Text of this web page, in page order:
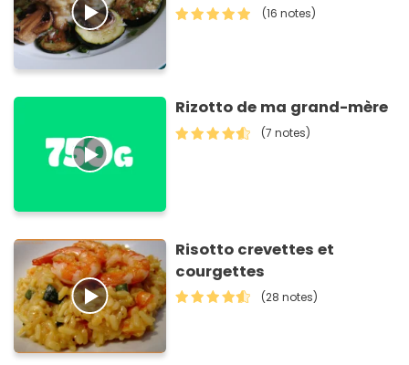
(16 notes)
Rizotto de ma grand-mère
(7 notes)
Risotto crevettes et
courgettes
(28 notes)